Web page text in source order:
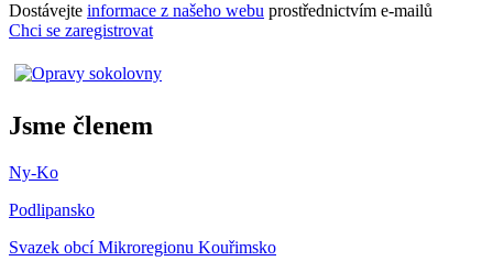
Dostávejte informace z našeho webu prostřednictvím e-mailů
Chci se zaregistrovat
Jsme členem
Ny-Ko
Podlipansko
Svazek obcí Mikroregionu Kouřimsko